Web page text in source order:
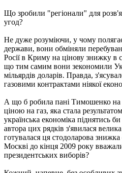
Що зробили "регіонали" для
угод?
Не дуже розуміючи, у чому полягає
держави, вони обміняли
Росії в Криму на цінову знижку в
що тим самим вони зекономили
мільярдів доларів. Правда,
газовими контрактами ніякої
А що б робила пані Тимошенко на
ціною на газ, яка стала
українська економіка піднятись
автора цих рядків з'явилася
готувалася ця стодоларова
Москві до кінця 2009 року
президентських виборів?